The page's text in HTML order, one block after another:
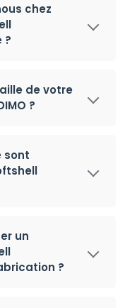
chez
?
de votre
?
sont
un
?